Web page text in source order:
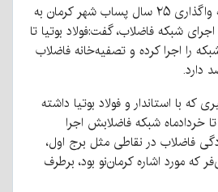
علیرضا عبدیان با اشاره به واگذاری ۲۵ سال پساب شهر کرمان به
شبکه فاضلاب، گفت:فولاد بوتیا تا
این شبکه را اجرا کرده و تصفیه‌خانه فاضلاب
که با استاندار و فولاد بوتیا داشته
خردادماه شبکه فاضلابش اجرا
فاضلاب در نقاطی مثل برج اول،
که مورد اشاره کرمان‌نو بود، برطرف